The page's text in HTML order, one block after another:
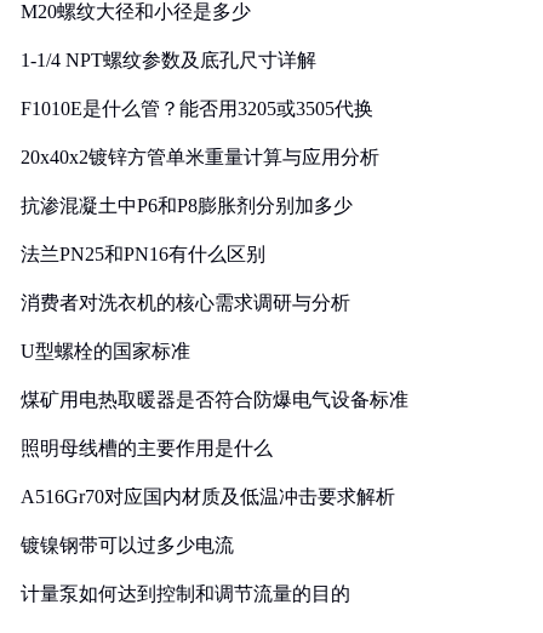
M20螺纹大径和小径是多少
1-1/4 NPT螺纹参数及底孔尺寸详解
F1010E是什么管？能否用3205或3505代换
20x40x2镀锌方管单米重量计算与应用分析
抗渗混凝土中P6和P8膨胀剂分别加多少
法兰PN25和PN16有什么区别
消费者对洗衣机的核心需求调研与分析
U型螺栓的国家标准
煤矿用电热取暖器是否符合防爆电气设备标准
照明母线槽的主要作用是什么
A516Gr70对应国内材质及低温冲击要求解析
镀镍钢带可以过多少电流
计量泵如何达到控制和调节流量的目的